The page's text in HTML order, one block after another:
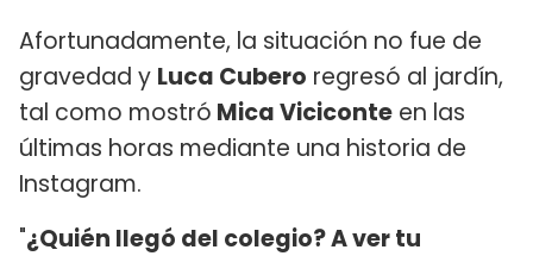
Afortunadamente, la situación no fue de
gravedad y Luca Cubero regresó al jardín,
tal como mostró Mica Viciconte en las
últimas horas mediante una historia de
Instagram.
"¿Quién llegó del colegio? A ver tu